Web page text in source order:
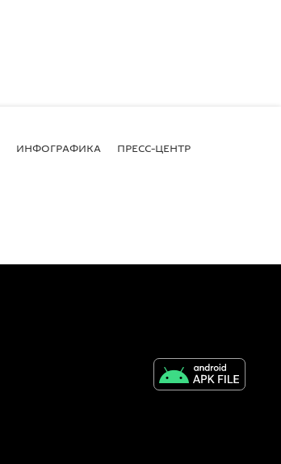
ИНФОГРАФИКА ПРЕСС-ЦЕНТР